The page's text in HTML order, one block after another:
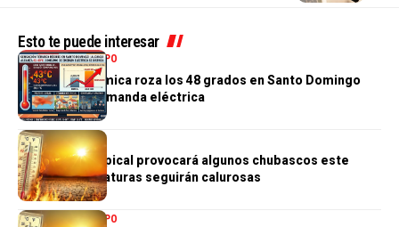
Esto te puede interesar
NACIONALESTIEMPO
Sensación térmica roza los 48 grados en Santo Domingo
disparando demanda eléctrica
TIEMPO
Débil onda tropical provocará algunos chubascos este
lunes; temperaturas seguirán calurosas
NACIONALESTIEMPO